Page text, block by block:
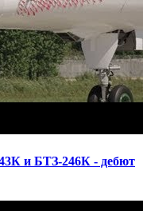
и БТЗ-246К - дебют